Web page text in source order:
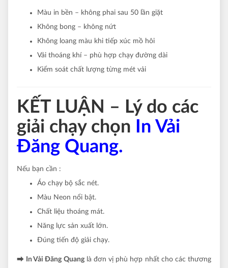
Màu in bền – không phai sau 50 lần giặt
Không bong – không nứt
Không loang màu khi tiếp xúc mồ hôi
Vải thoáng khí – phù hợp chạy đường dài
Kiểm soát chất lượng từng mét vải
KẾT LUẬN – Lý do các
giải chạy chọn
In Vải
Đăng Quang.
Nếu bạn cần :
Áo chạy bộ sắc nét.
Màu Neon nổi bật.
Chất liệu thoáng mát.
Năng lực sản xuất lớn.
Đúng tiến độ giải chạy.
⮕ In Vải Đăng Quanglà đơn vị phù hợp nhất cho các thương